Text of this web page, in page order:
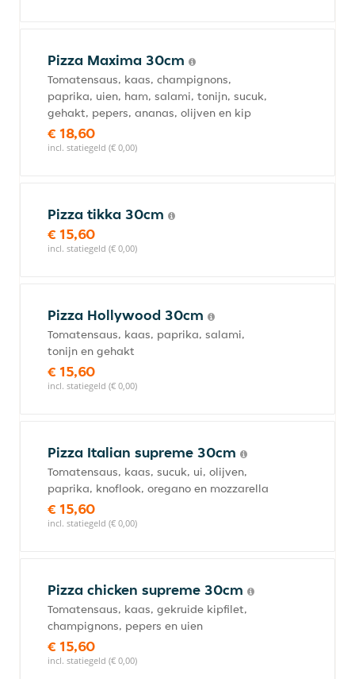
Pizza Maxima 30cm
Tomatensaus, kaas, champignons,
paprika, uien, ham, salami, tonijn, sucuk,
gehakt, pepers, ananas, olijven en kip
€ 18,60
incl. statiegeld (€ 0,00)
Pizza tikka 30cm
€ 15,60
incl. statiegeld (€ 0,00)
Pizza Hollywood 30cm
Tomatensaus, kaas, paprika, salami,
tonijn en gehakt
€ 15,60
incl. statiegeld (€ 0,00)
Pizza Italian supreme 30cm
Tomatensaus, kaas, sucuk, ui, olijven,
paprika, knoflook, oregano en mozzarella
€ 15,60
incl. statiegeld (€ 0,00)
Pizza chicken supreme 30cm
Tomatensaus, kaas, gekruide kipfilet,
champignons, pepers en uien
€ 15,60
incl. statiegeld (€ 0,00)